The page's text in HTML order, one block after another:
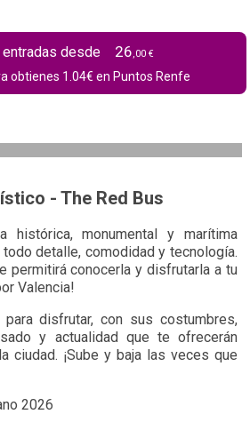
desde 26 ,00 €
obtienes 1.04€ en Puntos Renfe
- The Red Bus
histórica, monumental y marítima
detalle, comodidad y tecnología.
permitirá conocerla y disfrutarla a tu
Valencia!
para disfrutar, con sus costumbres,
y actualidad que te ofrecerán
ciudad. ¡Sube y baja las veces que
2026